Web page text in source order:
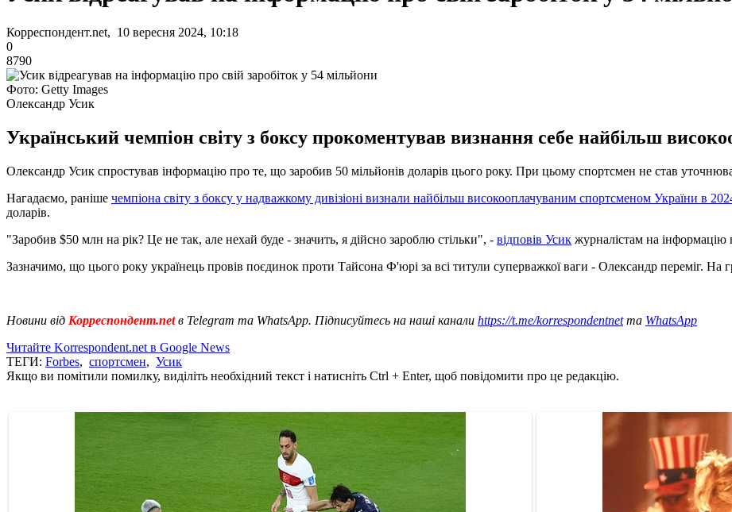
Корреспондент.net, 10 вересня 2024, 10:18
0
8790
Фото: Getty Images
Олександр Усик
Український чемпіон світу з боксу прокоментував визнання себе найбільш
Олександр Усик спростував інформацію про те, що заробив 50 мільйонів доларів цього року. При цьому спортсмен не став
Нагадаємо, раніше чемпіона світу з боксу у надважкому дивізіоні визнали найбільш високооплачуваним спортсменом України в
доларів.
"Заробив $50 млн на рік? Це не так, але нехай буде - значить, я дійсно зароблю стільки", - відповів Усик журналістам на інформацію
Зазначимо, що цього року українець провів поєдинок проти Тайсона Ф'юрі за всі титули суперважкої ваги - Олександр переміг. На
Новини від Корреспондент.netв Telegram та WhatsApp. Підписуйтесь на наші канали https://t.me/korrespondentnetта WhatsApp
Читайте Korrespondent.net в Google News
ТЕГИ: Forbes, спортсмен, Усик
Якщо ви помітили помилку, виділіть необхідний текст і натисніть Ctrl + Enter, щоб повідомити про це редакцію.